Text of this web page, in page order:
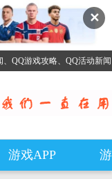
✕
QQ游戏攻略、QQ活动新
游戏APP